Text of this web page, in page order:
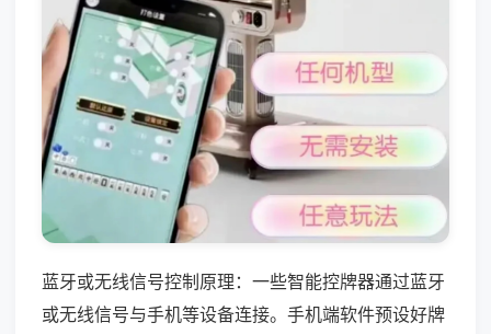
蓝牙或无线信号控制原理：一些智能控牌器通过蓝牙
或无线信号与手机等设备连接。手机端软件预设好牌